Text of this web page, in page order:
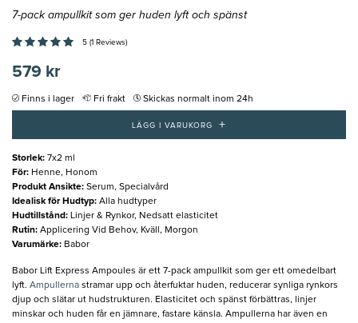
7-pack ampullkit som ger huden lyft och spänst
5 (1 Reviews)
579 kr
Finns i lager Fri frakt Skickas normalt inom 24h
LÄGG I VARUKORG +
Storlek: 7x2 ml
För: Henne, Honom
Produkt Ansikte: Serum, Specialvård
Idealisk för Hudtyp: Alla hudtyper
Hudtillstånd: Linjer & Rynkor, Nedsatt elasticitet
Rutin: Applicering Vid Behov, Kväll, Morgon
Varumärke: Babor
Babor Lift Express Ampoules är ett 7-pack ampullkit som ger ett omedelbart
lyft. Ampullerna stramar upp och återfuktar huden, reducerar synliga rynkors
djup och slätar ut hudstrukturen. Elasticitet och spänst förbättras, linjer
minskar och huden får en jämnare, fastare känsla. Ampullerna har även en